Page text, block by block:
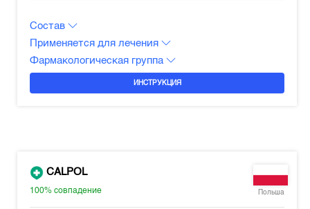
Состав
Применяется для лечения
Фармакологическая группа
ИНСТРУКЦИЯ
CALPOL
100%совпадение Польша